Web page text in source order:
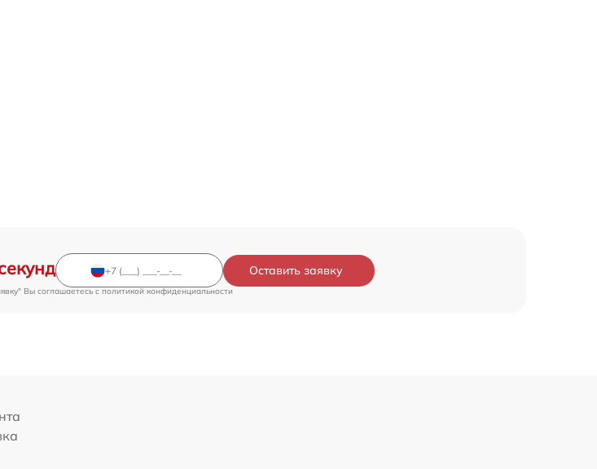
Оставить заявку
Вы соглашаетесь cполитикой конфиденциальности